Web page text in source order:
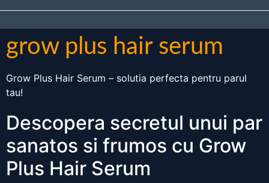
grow plus hair serum
Grow Plus Hair Serum – solutia perfecta pentru parul
tau!
Descopera secretul unui par
sanatos si frumos cu Grow
Plus Hair Serum